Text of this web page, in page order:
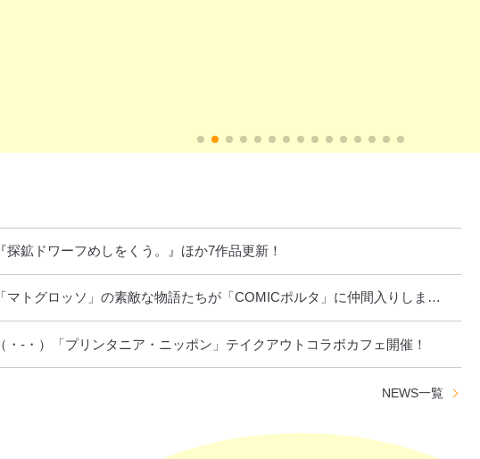
『探鉱ドワーフめしをくう。』ほか7作品更新！
「マトグロッソ」の素敵な物語たちが「COMICポルタ」に仲間入りしま
（・-・）「プリンタニア・ニッポン」テイクアウトコラボカフェ開催！
NEWS一覧